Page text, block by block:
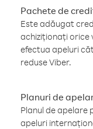
Pachete de
Este adăugat
achiziționați orice
efectua apeluri
reduse Viber.
Planuri de
Planul de apelare
apeluri